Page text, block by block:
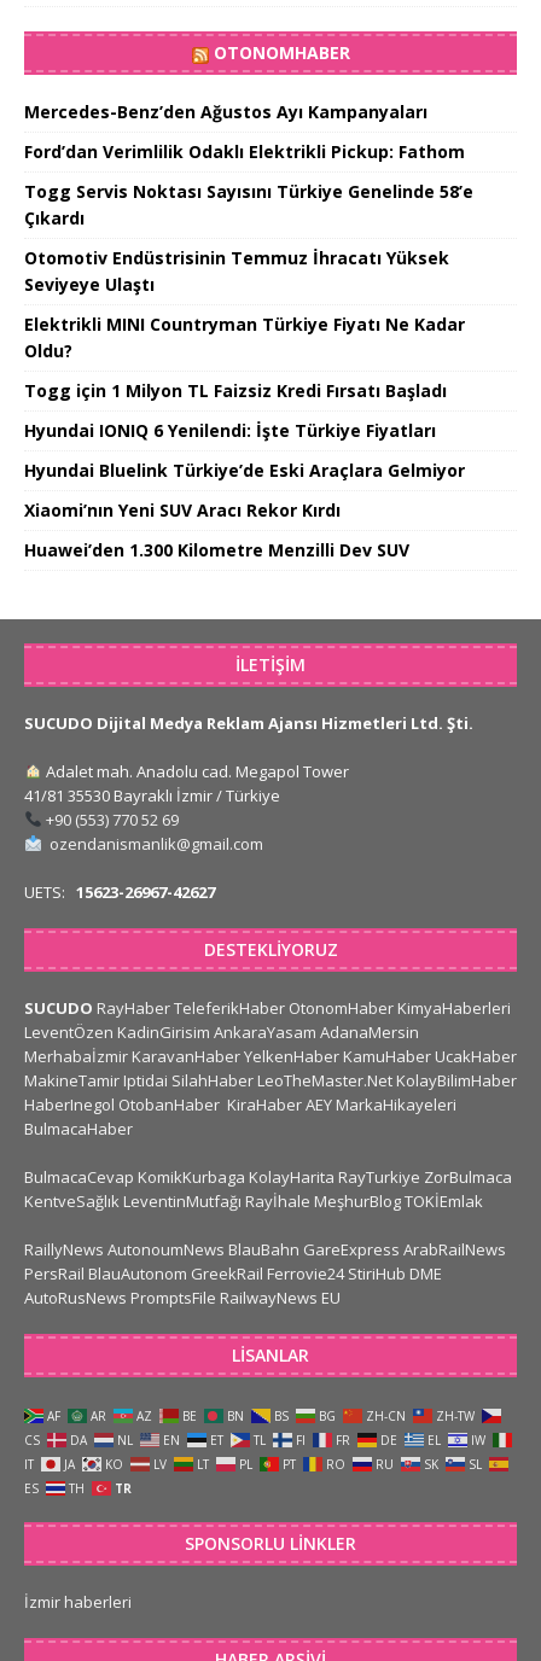
OTONOMHABER
Mercedes-Benz’den Ağustos Ayı Kampanyaları
Ford’dan Verimlilik Odaklı Elektrikli Pickup: Fathom
Togg Servis Noktası Sayısını Türkiye Genelinde 58’e
Çıkardı
Otomotiv Endüstrisinin Temmuz İhracatı Yüksek
Seviyeye Ulaştı
Elektrikli MINI Countryman Türkiye Fiyatı Ne Kadar
Oldu?
Togg için 1 Milyon TL Faizsiz Kredi Fırsatı Başladı
Hyundai IONIQ 6 Yenilendi: İşte Türkiye Fiyatları
Hyundai Bluelink Türkiye’de Eski Araçlara Gelmiyor
Xiaomi’nın Yeni SUV Aracı Rekor Kırdı
Huawei’den 1.300 Kilometre Menzilli Dev SUV
İLETIŞIM
SUCUDO Dijital Medya Reklam Ajansı Hizmetleri Ltd. Şti.
Adalet mah. Anadolu cad. Megapol Tower
41/81 35530 Bayraklı İzmir / Türkiye
+90 (553) 770 52 69
ozendanismanlik@gmail.com
UETS: 15623-26967-42627
DESTEKLIYORUZ
SUCUDO RayHaberTeleferikHaber OtonomHaber KimyaHaberleri
LeventÖzen KadinGirisim AnkaraYasam AdanaMersin
Merhabaİzmir KaravanHaberYelkenHaber KamuHaber UcakHaber
MakineTamir Iptidai SilahHaber LeoTheMaster.Net KolayBilimHaber
HaberInegol OtobanHaber KiraHaberAEY MarkaHikayeleri
BulmacaHaber
BulmacaCevap KomikKurbaga KolayHarita RayTurkiye ZorBulmaca
KentveSağlık LeventinMutfağı Rayİhale MeşhurBlogTOKİEmlak
RaillyNews AutonoumNews BlauBahn GareExpress ArabRailNews
PersRail BlauAutonom GreekRail Ferrovie24 StiriHub DME
AutoRusNews PromptsFile RailwayNews EU
LISANLAR
AF AR AZ BE BN BS BG ZH-CN
ZH-TW
CS
DA NL EN ET TL FI FR DE EL
IW
IT
JA KO LV LT PL PT RO RU SK
SL
ES
TH TR
SPONSORLU LINKLER
İzmir haberleri